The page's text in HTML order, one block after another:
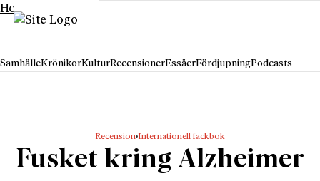
Hoppa till innehåll
SamhälleKrönikorKulturRecensionerEssäerFördjupningPodcasts
Recension Internationell fackbok
Fusket kring Alzheimer